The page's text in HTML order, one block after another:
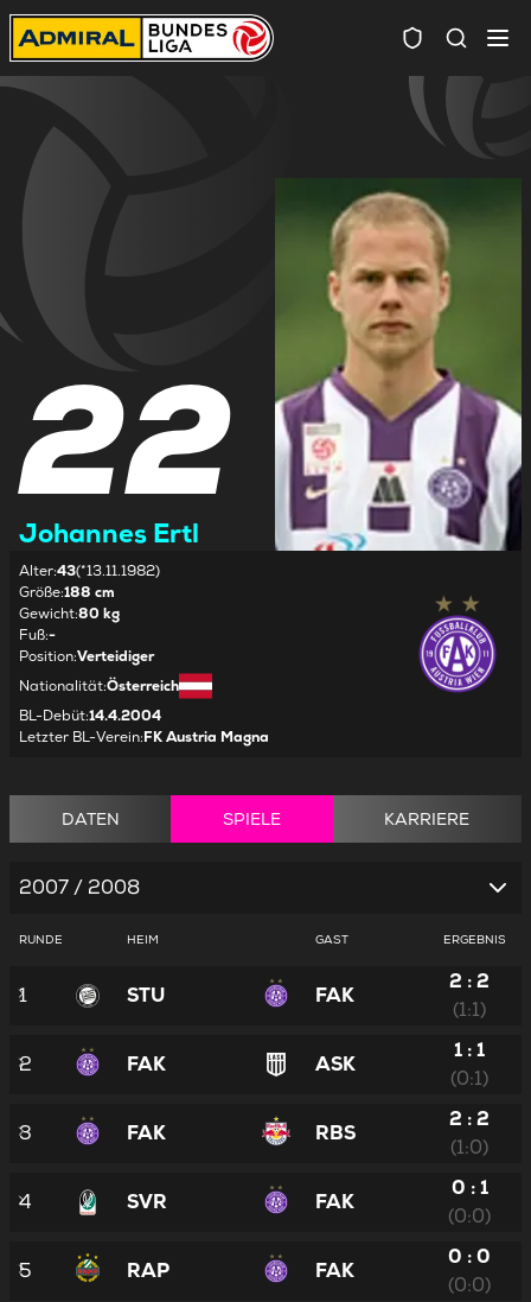
22
Johannes Ertl
Alter:43(*13.11.1982)
Größe:188 cm
Gewicht:80 kg
Fuß:-
Position:Verteidiger
Nationalität:Österreich
BL-Debüt:14.4.2004
Letzter BL-Verein:FK Austria Magna
DATEN SPIELE KARRIERE
2007 / 2008
RUNDE HEIM GAST ERGEBNIS
1 STU FAK
2 : 2
(1:1)
2 FAK ASK
1 : 1
(0:1)
3 FAK RBS
2 : 2
(1:0)
4 SVR FAK
0 : 1
(0:0)
5 RAP FAK
0 : 0
(0:0)